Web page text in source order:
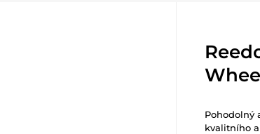
Pohodolný
kvalitního a